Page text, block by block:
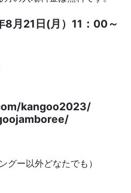
月21日(月）11：00～
kangoo2023/
グー以外どなたでも）